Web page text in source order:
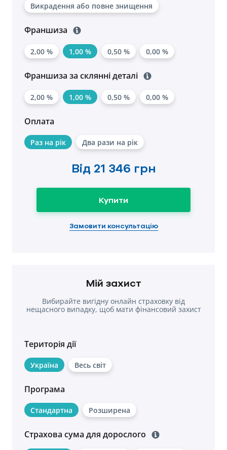
Викрадення або повне знищення
Франшиза
2,00 % 1,00 % 0,50 % 0,00 %
Франшиза за склянні деталі
2,00 % 1,00 % 0,50 % 0,00 %
Оплата
Раз на рік Два рази на рік
Від 21 346 грн
Купити
Замовити консультацію
Мій захист
Вибирайте вигідну онлайн страховку від
нещасного випадку, щоб мати фінансовий захист
Територія дії
Україна Весь світ
Програма
Стандартна Розширена
Страхова сума для дорослого